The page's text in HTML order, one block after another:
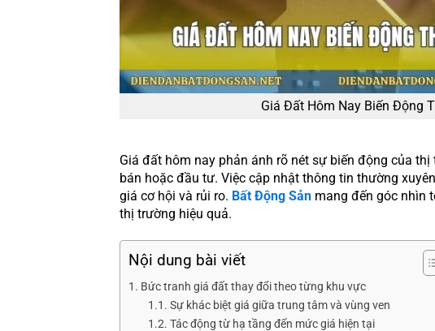
Giá Đất Hôm Nay Biến Động
Giá đất hôm nay phản ánh rõ nét sự biến động của
bán hoặc đầu tư. Việc cập nhật thông tin thường
giá cơ hội và rủi ro. Bất Động Sản mang đến góc nhìn
thị trường hiệu quả.
Nội dung bài viết
Bức tranh giá đất thay đổi theo từng khu vực
Sự khác biệt giá giữa trung tâm và vùng ven
Tác động từ hạ tầng đến mức giá hiện tại